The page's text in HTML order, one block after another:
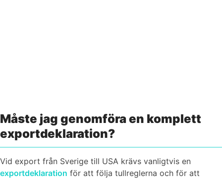
Måste jag genomföra en komplett
export­deklaration?
Vid export från Sverige till USA krävs vanligtvis en
exportdeklaration för att följa tullreglerna och för att